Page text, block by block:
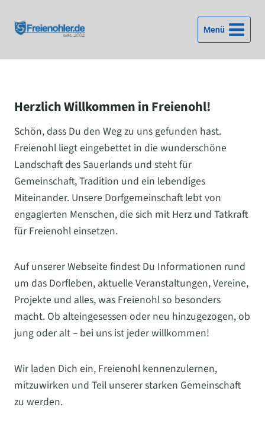
Inhalt
springen
Menü
Herzlich Willkommen in Freienohl!
Schön, dass Du den Weg zu uns gefunden hast.
Freienohl liegt eingebettet in die wunderschöne
Landschaft des Sauerlands und steht für
Gemeinschaft, Tradition und ein lebendiges
Miteinander. Unsere Dorfgemeinschaft lebt von
engagierten Menschen, die sich mit Herz und Tatkraft
für Freienohl einsetzen.
Auf unserer Webseite findest Du Informationen rund
um das Dorfleben, aktuelle Veranstaltungen, Vereine,
Projekte und alles, was Freienohl so besonders
macht. Ob alteingesessen oder neu hinzugezogen, ob
jung oder alt – bei uns ist jeder willkommen!
Wir laden Dich ein, Freienohl kennenzulernen,
mitzuwirken und Teil unserer starken Gemeinschaft
zu werden.